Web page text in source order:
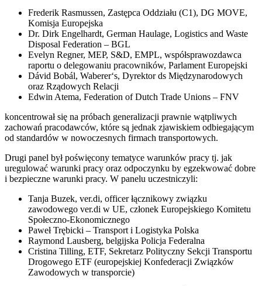
Frederik Rasmussen, Zastępca Oddziału (C1), DG MOVE,
Komisja Europejska
Dr. Dirk Engelhardt, German Haulage, Logistics and Waste
Disposal Federation – BGL
Evelyn Regner, MEP, S&D, EMPL, współsprawozdawca
raportu o delegowaniu pracowników, Parlament Europejski
Dávid Bobál, Waberer‘s, Dyrektor ds Międzynarodowych
oraz Rządowych Relacji
Edwin Atema, Federation of Dutch Trade Unions – FNV
koncentrował się na próbach generalizacji prawnie wątpliwych
zachowań pracodawców, które są jednak zjawiskiem odbiegającym
od standardów w nowoczesnych firmach transportowych.
Drugi panel był poświęcony tematyce warunków pracy tj. jak
uregulować warunki pracy oraz odpoczynku by egzekwować dobre
i bezpieczne warunki pracy. W panelu uczestniczyli:
Tanja Buzek, ver.di, officer łącznikowy związku
zawodowego ver.di w UE, członek Europejskiego Komitetu
Społeczno-Ekonomicznego
Paweł Trębicki – Transport i Logistyka Polska
Raymond Lausberg, belgijska Policja Federalna
Cristina Tilling, ETF, Sekretarz Polityczny Sekcji Transportu
Drogowego ETF (europejskiej Konfederacji Związków
Zawodowych w transporcie)